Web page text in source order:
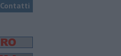
Contatti